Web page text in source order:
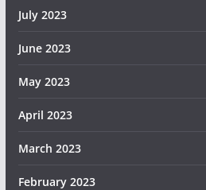
July 2023
June 2023
May 2023
April 2023
March 2023
February 2023